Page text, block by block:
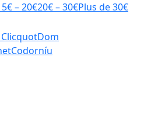
– 20€20€ – 30€Plus de 30€
Dom
Codorníu